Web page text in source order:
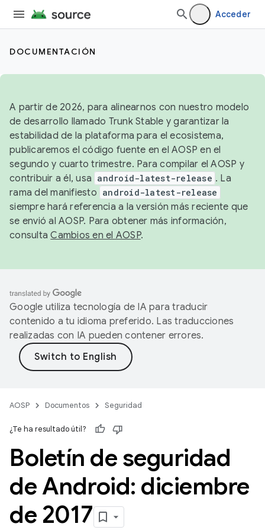
Acceder
DOCUMENTACIÓN
A partir de 2026, para alinearnos con nuestro modelo
de desarrollo llamado Trunk Stable y garantizar la
estabilidad de la plataforma para el ecosistema,
publicaremos el código fuente en el AOSP en el
segundo y cuarto trimestre. Para compilar el AOSP y
contribuir a él, usa android-latest-release . La
rama del manifiesto android-latest-release
siempre hará referencia a la versión más reciente que
se envió al AOSP. Para obtener más información,
consultaCambios en el AOSP.
Google utiliza tecnología de IA para traducir
contenido a tu idioma preferido. Las traducciones
realizadas con IA pueden contener errores.
AOSP Documentos Seguridad
¿Te ha resultado útil?
Boletín de seguridad
de Android: diciembre
de 2017